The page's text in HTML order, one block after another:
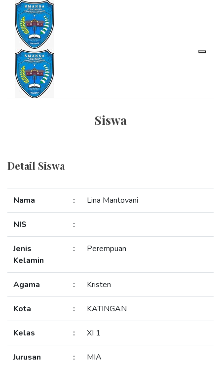
Siswa
Detail Siswa
Nama : Lina Mantovani
NIS :
Jenis
Kelamin
: Perempuan
Agama : Kristen
Kota : KATINGAN
Kelas : XI 1
Jurusan : MIA